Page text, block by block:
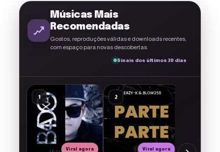
Músicas Mais
Recomendadas
Gostos, reproduções válidas e downloads recentes,
com espaço para novas descobertas.
Sinais dos últimos 30 dias
1
Viral agora
2
Viral agora